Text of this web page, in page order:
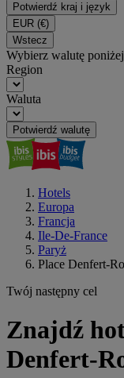
Potwierdź kraj i język
EUR (€)
Wstecz
Wybierz walutę poniżej
Region
Waluta
Potwierdź walutę
Hotels
Europa
Francja
Ile-De-France
Paryż
Place Denfert-
Twój następny cel
Znajdź
Denfert-